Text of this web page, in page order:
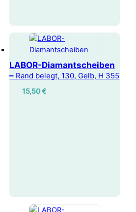
LABOR-Diamantscheiben
– Rand belegt, 130, Gelb, H 355
15,50€